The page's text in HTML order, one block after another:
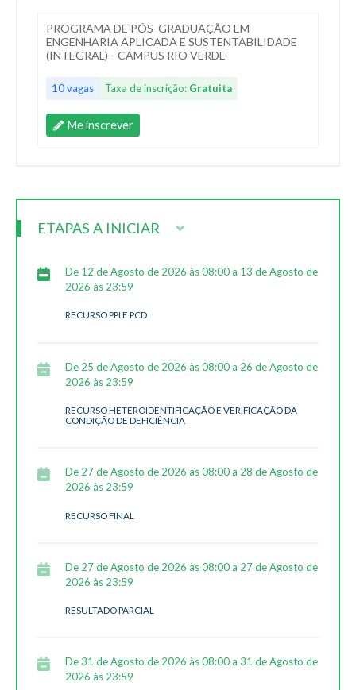
PROGRAMA DE PÓS-GRADUAÇÃO EM
ENGENHARIA APLICADA E SUSTENTABILIDADE
(INTEGRAL) - CAMPUS RIO VERDE
10 vagas Taxa de inscrição: Gratuita
Me inscrever
ETAPAS A INICIAR
De 12 de Agosto de 2026 às 08:00 a 13 de Agosto de
2026 às 23:59
RECURSO PPI E PCD
De 25 de Agosto de 2026 às 08:00 a 26 de Agosto de
2026 às 23:59
RECURSO HETEROIDENTIFICAÇÃO E VERIFICAÇÃO DA
CONDIÇÃO DE DEFICIÊNCIA
De 27 de Agosto de 2026 às 08:00 a 28 de Agosto de
2026 às 23:59
RECURSO FINAL
De 27 de Agosto de 2026 às 08:00 a 27 de Agosto de
2026 às 23:59
RESULTADO PARCIAL
De 31 de Agosto de 2026 às 08:00 a 31 de Agosto de
2026 às 23:59